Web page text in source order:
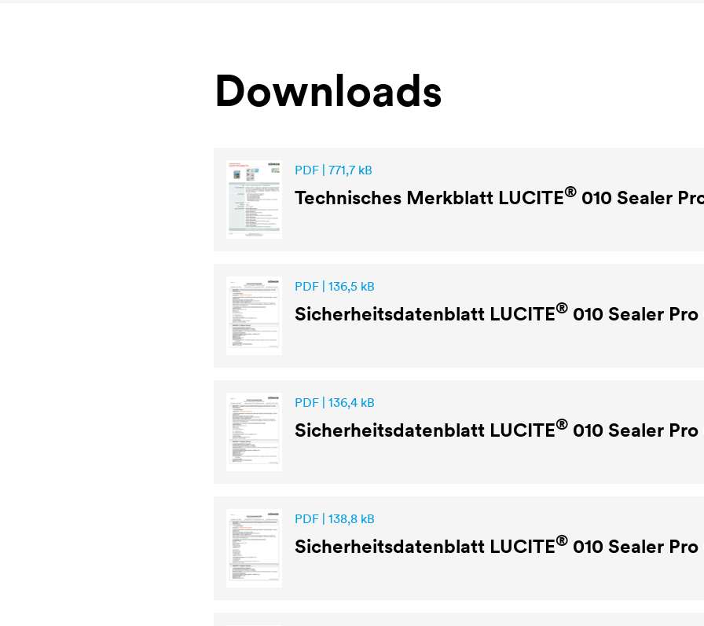
Downloads
PDF | 771,7 kB
Technisches Merkblatt LUCITE® 010 Sealer
PDF | 136,5 kB
Sicherheitsdatenblatt LUCITE® 010 Sealer Pro
PDF | 136,4 kB
Sicherheitsdatenblatt LUCITE® 010 Sealer Pro
PDF | 138,8 kB
Sicherheitsdatenblatt LUCITE® 010 Sealer